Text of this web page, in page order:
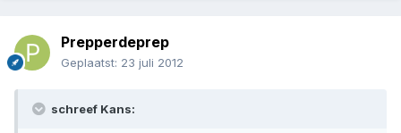
Prepperdeprep
Geplaatst: 23 juli 2012
schreef Kans: